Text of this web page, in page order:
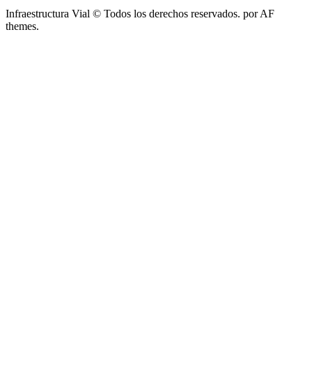
Infraestructura Vial © Todos los derechos reservados. por AF
themes.